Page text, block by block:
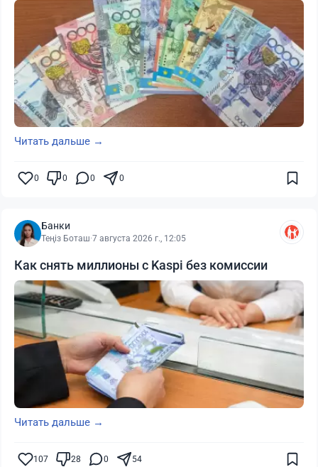
Читать дальше →
0 0 0 0
Банки
Теңіз Боташ·7 августа 2026 г., 12:05
Как снять миллионы с Kaspi без комиссии
Читать дальше →
107 28 0 54